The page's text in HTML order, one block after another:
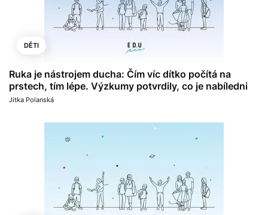
DĚTI
Ruka je nástrojem ducha: Čím víc dítko počítá na
prstech, tím lépe. Výzkumy potvrdily, co je nabíledni
Jitka Polanská